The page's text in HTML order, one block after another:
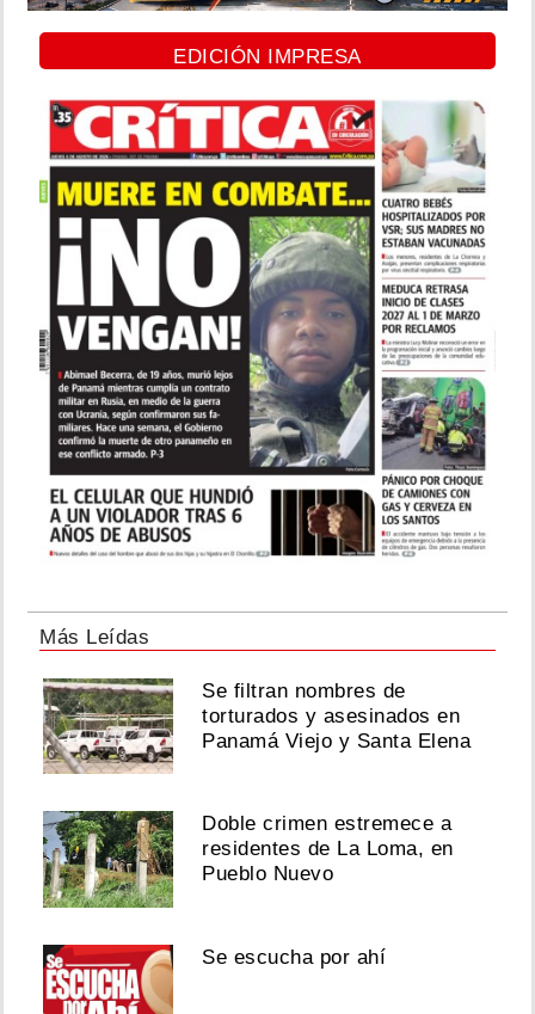
EDICIÓN IMPRESA
Más Leídas
Se filtran nombres de
torturados y asesinados en
Panamá Viejo y Santa Elena
Doble crimen estremece a
residentes de La Loma, en
Pueblo Nuevo
Se escucha por ahí